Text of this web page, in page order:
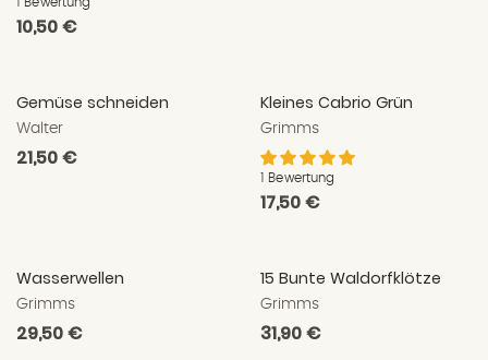
1 Bewertung
Normaler
10,50 €
Gemüse schneiden
Walter
Normaler
21,50 €
Kleines Cabrio Grün
Grimms
1 Bewertung
Normaler
17,50 €
Wasserwellen
Grimms
Normaler
29,50 €
15 Bunte Waldorfklötze
Grimms
Normaler
31,90 €